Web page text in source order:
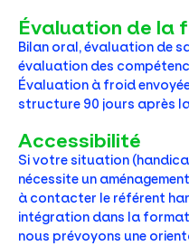
Évaluation de la
Bilan oral, évaluation de
évaluation des
Évaluation à froid
structure 90 jours après
Accessibilité
Si votre situation
nécessite un
à contacter le référent
intégration dans la
nous prévoyons une